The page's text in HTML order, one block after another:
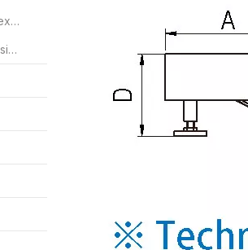
Básculas de piso a prueba de explosiones
Indicadores a prueba de explosiones